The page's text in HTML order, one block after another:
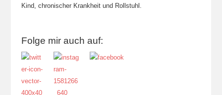
Kind, chronischer Krankheit und Rollstuhl.
Folge mir auch auf: